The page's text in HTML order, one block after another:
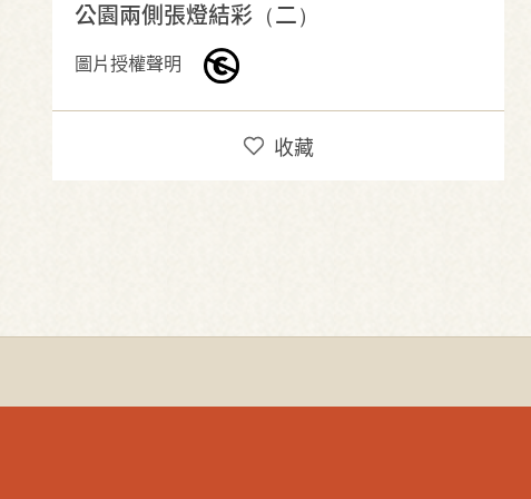
公園兩側張燈結彩（二）
圖片授權聲明
收藏